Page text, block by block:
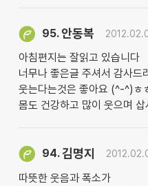
95.안동복
아침편지는 잘읽고 있습니다
너무나 좋은글 주셔서 감사드
웃는다는것은 좋아요 (^-^)ㅎ
몸도 건강하고 많이 웃으며 삽
94.김명지
따뜻한 웃음과 폭소가